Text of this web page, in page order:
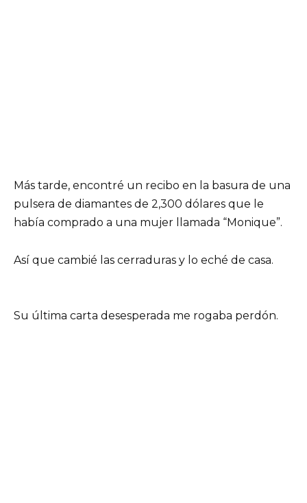
Más tarde, encontré un recibo en la basura de una
pulsera de diamantes de 2,300 dólares que le
había comprado a una mujer llamada “Monique”.
Así que cambié las cerraduras y lo eché de casa.
Su última carta desesperada me rogaba perdón.